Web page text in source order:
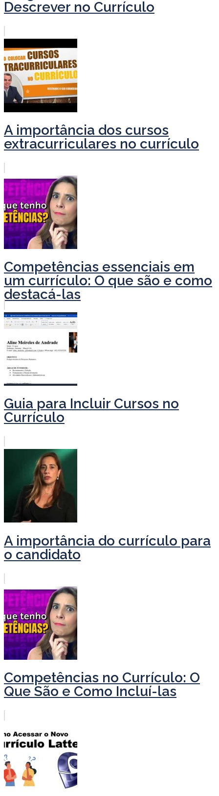
Descrever no Currículo
A importância dos cursos
extracurriculares no currículo
Competências essenciais em
um currículo: O que são e como
destacá-las
Guia para Incluir Cursos no
Currículo
A importância do currículo para
o candidato
Competências no Currículo: O
Que São e Como Incluí-las